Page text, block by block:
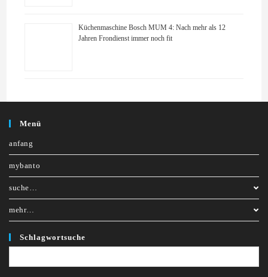
Küchenmaschine Bosch MUM 4: Nach mehr als 12
Jahren Frondienst immer noch fit
Menü
anfang
mybanto
suche…
mehr…
Schlagwortsuche